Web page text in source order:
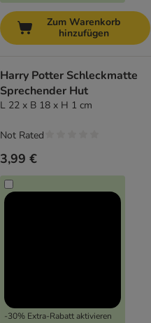
Zum Warenkorb
hinzufügen
Harry Potter Schleckmatte
Sprechender Hut
L 22 x B 18 x H 1 cm
3,99 €
-30% Extra-Rabatt aktivieren
Not Rated